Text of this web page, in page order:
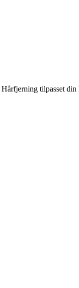
Hårfjerning tilpasset